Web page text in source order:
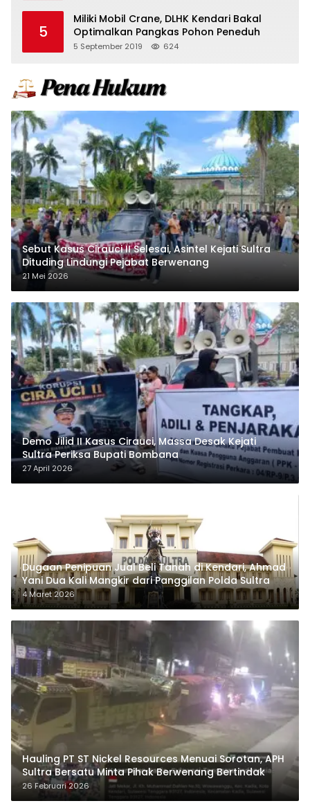
5
Miliki Mobil Crane, DLHK Kendari Bakal
Optimalkan Pangkas Pohon Peneduh
5 September 2019 624
Sebut Kasus Cirauci II Selesai, Asintel Kejati Sultra
Dituding Lindungi Pejabat Berwenang
21 Mei 2026
Demo Jilid II Kasus Cirauci, Massa Desak Kejati
Sultra Periksa Bupati Bombana
27 April 2026
Dugaan Penipuan Jual Beli Tanah di Kendari, Ahmad
Yani Dua Kali Mangkir dari Panggilan Polda Sultra
4 Maret 2026
Hauling PT ST Nickel Resources Menuai Sorotan, APH
Sultra Bersatu Minta Pihak Berwenang Bertindak
26 Februari 2026